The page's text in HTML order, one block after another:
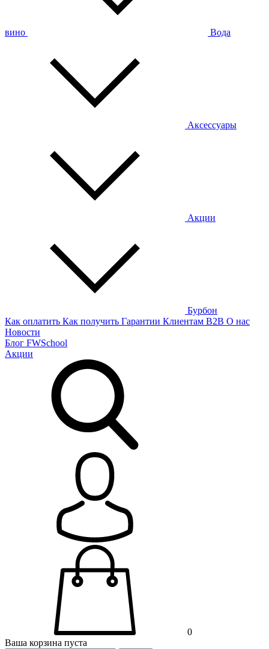
вино Вода
Аксессуары
Акции
Бурбон
Как оплатить Как получить Гарантии Клиентам B2B О нас
Новости
Блог FWSchool
Акции
0
Ваша корзина пуста